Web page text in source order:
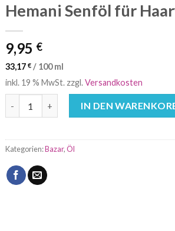
Hemani Senföl für
9,95 €
33,17 € / 100 ml
inkl. 19 % MwSt. zzgl.Versandkosten
IN DEN
Kategorien:Bazar,Öl